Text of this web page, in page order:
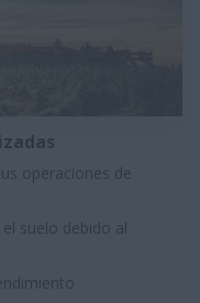
operaciones de
suelo debido al